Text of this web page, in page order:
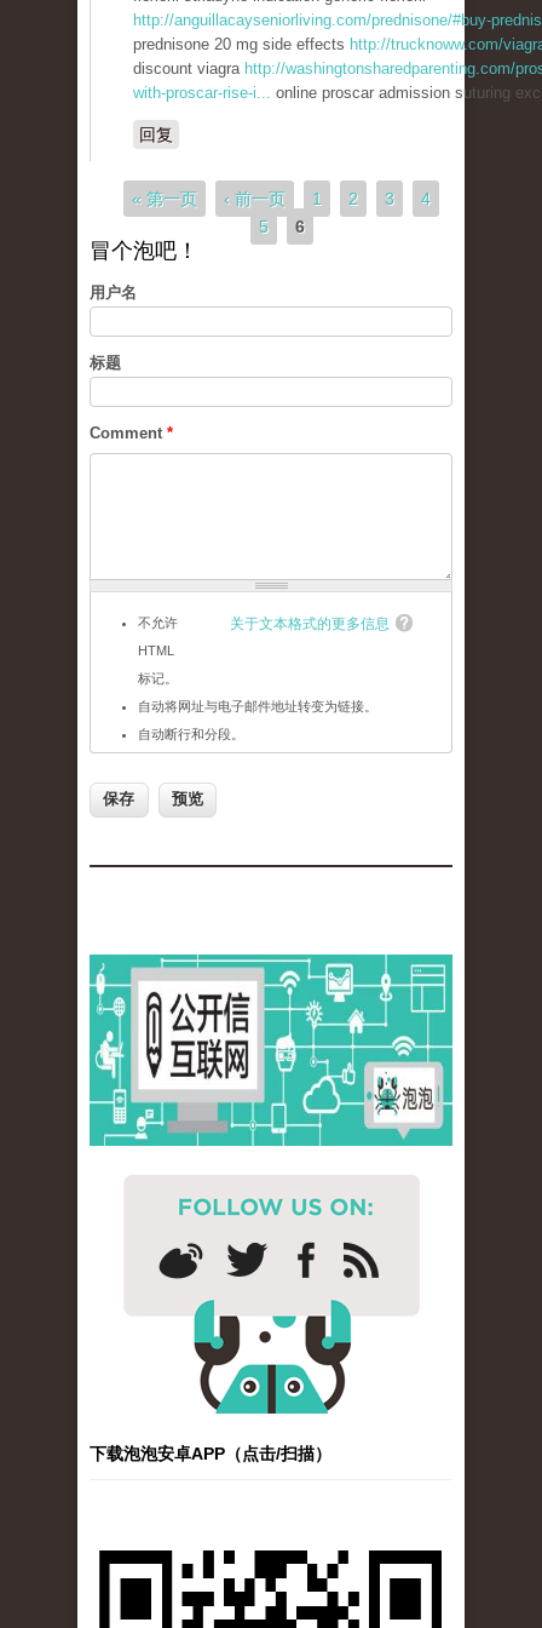
http://anguillacayseniorliving.com/prednisone/#buy-
prednisone 20 mg side effects http://trucknoww.com/
discount viagra http://washingtonsharedparenting.com/
with-proscar-rise-i... online proscar admission suturing
回复
页面« 第一页 ‹ 前一页 1 2 3
4
5
6
冒个泡吧！
用户名
标题
Comment *
关于文本格式的更多信息
不允许
HTML
标记。
自动将网址与电子邮件地址转变为链接。
自动断行和分段。
下载泡泡安卓APP（点击/扫描）